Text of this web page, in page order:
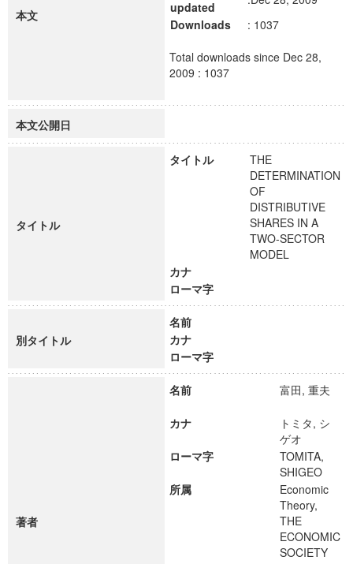
本文
updated
Downloads
: 1037
Total downloads since Dec 28,
2009 : 1037
本文公開日
タイトル
タイトル
THE
DETERMINATION
OF
DISTRIBUTIVE
SHARES IN A
TWO-SECTOR
MODEL
カナ
ローマ字
別タイトル
名前
カナ
ローマ字
著者
名前 富田, 重夫
カナ
トミタ, シ
ゲオ
ローマ字
TOMITA,
SHIGEO
所属
Economic
Theory,
THE
ECONOMIC
SOCIETY